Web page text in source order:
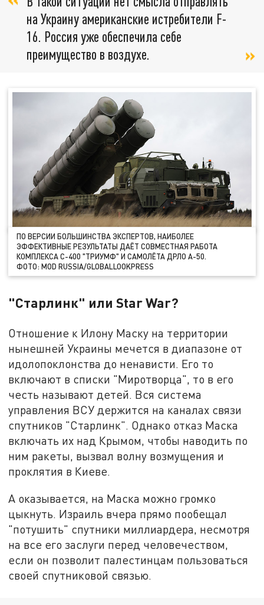
на Украину американские истребители F-
16. Россия уже обеспечила себе
преимущество в воздухе.
ПО ВЕРСИИ БОЛЬШИНСТВА ЭКСПЕРТОВ, НАИБОЛЕЕ
ЭФФЕКТИВНЫЕ РЕЗУЛЬТАТЫ ДАЁТ СОВМЕСТНАЯ РАБОТА
КОМПЛЕКСА С-400 "ТРИУМФ" И САМОЛЁТА ДРЛО А-50.
ФОТО: MOD RUSSIA/GLOBALLOOKPRESS
"Старлинк" или Star War?
Отношение к Илону Маску на территории
нынешней Украины мечется в диапазоне от
идолопоклонства до ненависти. Его то
включают в списки "Миротворца", то в его
честь называют детей. Вся система
управления ВСУ держится на каналах связи
спутников "Старлинк". Однако отказ Маска
включать их над Крымом, чтобы наводить по
ним ракеты, вызвал волну возмущения и
проклятия в Киеве.
А оказывается, на Маска можно громко
цыкнуть. Израиль вчера прямо пообещал
"потушить" спутники миллиардера, несмотря
на все его заслуги перед человечеством,
если он позволит палестинцам пользоваться
своей спутниковой связью.